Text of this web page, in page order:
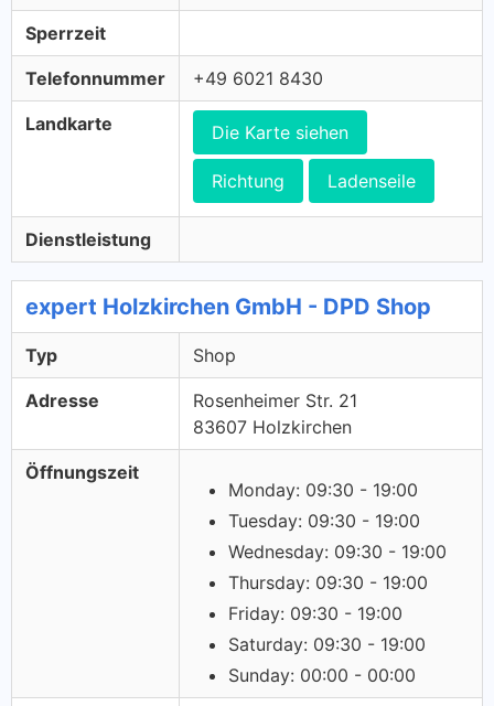
Sperrzeit
Telefonnummer +49 6021 8430
Landkarte Die Karte siehen
Richtung Ladenseile
Dienstleistung
expert Holzkirchen GmbH - DPD Shop
Typ Shop
Adresse
Rosenheimer Str. 21
83607 Holzkirchen
Öffnungszeit
Monday: 09:30 - 19:00
Tuesday: 09:30 - 19:00
Wednesday: 09:30 - 19:00
Thursday: 09:30 - 19:00
Friday: 09:30 - 19:00
Saturday: 09:30 - 19:00
Sunday: 00:00 - 00:00